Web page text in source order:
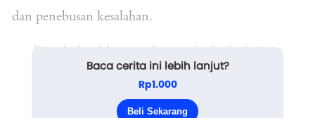
dan penebusan kesalahan.
lainnya. Ia cerdas, baik hati, dan selalu bersemangat
dalam mengejar impian. Setiap pagi, ia bangun
Baca cerita ini lebih lanjut?
Rp1.000
Beli Sekarang